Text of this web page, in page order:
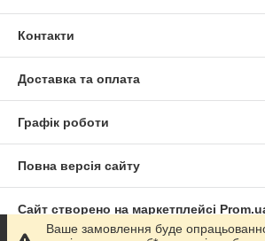
Контакти
Доставка та оплата
Графік роботи
Повна версія сайту
Сайт створено на маркетплейсі
Ваше замовлення буде